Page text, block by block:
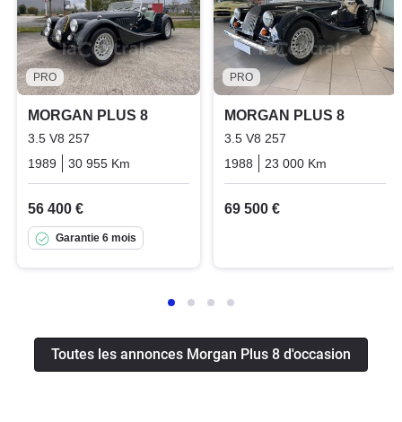
PRO
MORGAN PLUS 8
3.5 V8 257
1989
30 955 Km Essence
56 400 €
Garantie 6 mois
PRO
MORGAN PLUS 8
3.5 V8 257
1988
23 000 Km
69 500 €
Toutes les annonces Morgan Plus 8 d'occasion